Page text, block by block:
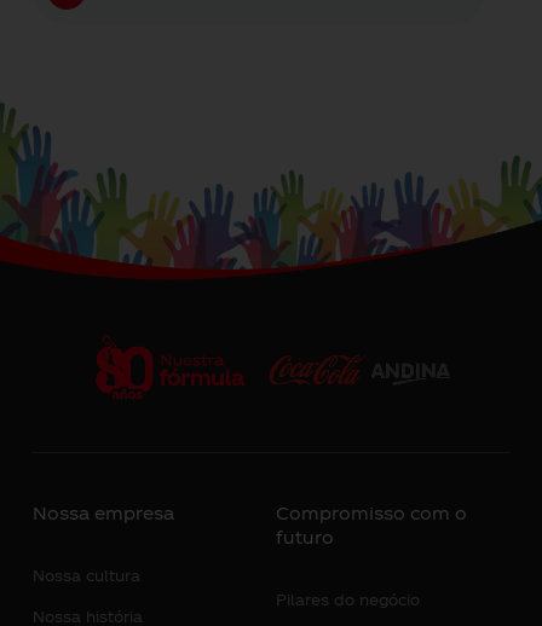
Nossa empresa
Nossa cultura
Nossa história
Compromisso com o
futuro
Pilares do negócio